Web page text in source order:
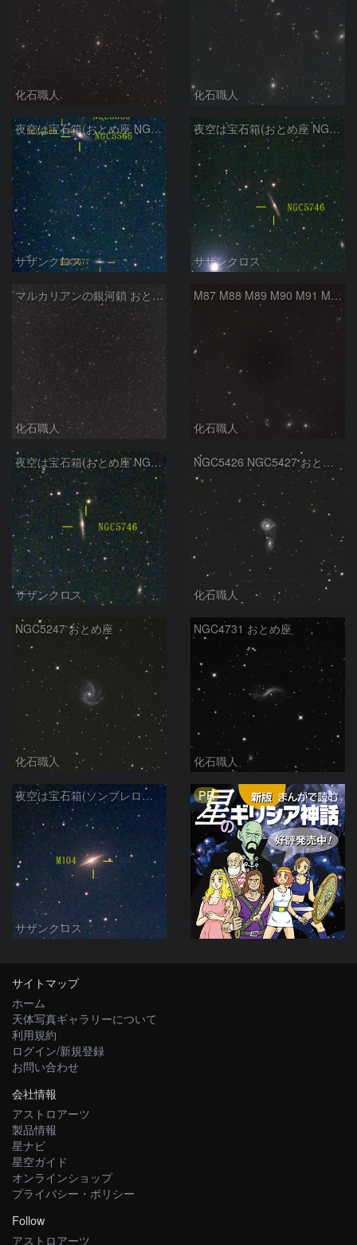
化石職人 化石職人
夜空は宝石箱(おとめ座 NGC5566) Seestar50
サザンクロス
夜空は宝石箱(おとめ座 NGC5746) Seestar50
サザンクロス
マルカリアンの銀河鎖 おとめ座・ かみのけ座の銀河
化石職人
M87 M88 M89 M90 M91 M100 マルカリアンの銀河鎖 おとめ座 かみのけ座
化石職人
夜空は宝石箱(おとめ座 NGC5746) Seestar50
サザンクロス
NGC5426 NGC5427 おとめ座
化石職人
NGC5247 おとめ座
化石職人
NGC4731 おとめ座
化石職人
夜空は宝石箱(ソンブレロ銀河 M104) Seestar50
サザンクロス
PR
サイトマップ
ホーム
天体写真ギャラリーについて
利用規約
ログイン/新規登録
お問い合わせ
会社情報
アストロアーツ
製品情報
星ナビ
星空ガイド
オンラインショップ
プライバシー・ポリシー
Follow
アストロアーツ